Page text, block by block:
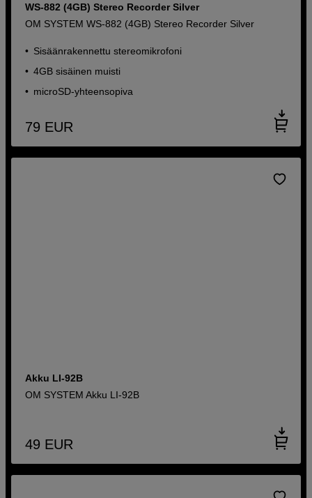
WS-882 (4GB) Stereo Recorder Silver
OM SYSTEM WS-882 (4GB) Stereo Recorder Silver
Sisäänrakennettu stereomikrofoni
4GB sisäinen muisti
microSD-yhteensopiva
79 EUR
Akku LI-92B
OM SYSTEM Akku LI-92B
49 EUR